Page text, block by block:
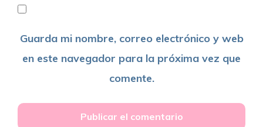
Guarda mi nombre, correo electrónico y web
en este navegador para la próxima vez que
comente.